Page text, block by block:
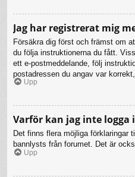
Jag har registrerat mig
Försäkra dig först och främst om
du följa instruktionerna du fått.
ett e-postmeddelande, följ
postadressen du angav var
Upp
Varför kan jag inte logga
Det finns flera möjliga förklaringar
bannlysts från forumet. Det är
Upp